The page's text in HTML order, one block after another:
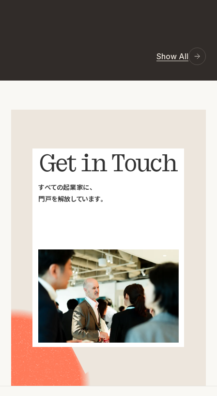
Show All
Get in Touch
すべての起業家に、
門戸を解放しています。